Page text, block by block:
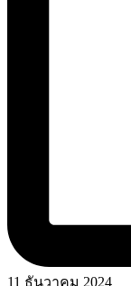
11 ธันวาคม 2024